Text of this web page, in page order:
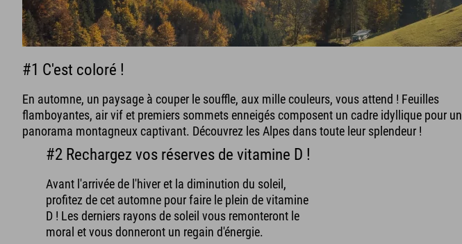
#1 C'est coloré !
En automne, un paysage à couper le souffle, aux mille couleurs, vous attend ! Feuilles
flamboyantes, air vif et premiers sommets enneigés composent un cadre idyllique pour un
panorama montagneux captivant. Découvrez les Alpes dans toute leur splendeur !
#2 Rechargez vos réserves de vitamine D !
Avant l'arrivée de l'hiver et la diminution du soleil,
profitez de cet automne pour faire le plein de vitamine
D ! Les derniers rayons de soleil vous remonteront le
moral et vous donneront un regain d'énergie.